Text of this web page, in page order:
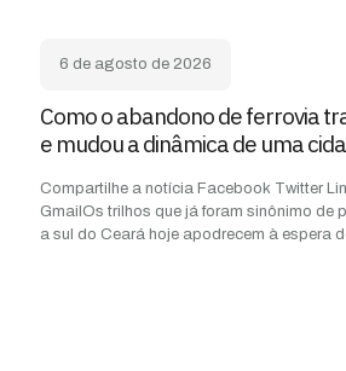
6 de agosto de 2026
Como o abandono de ferrovia
e mudou a dinâmica de uma
Compartilhe a notícia Facebook Twitter
GmailOs trilhos que já foram sinônimo de
a sul do Ceará hoje apodrecem à espera